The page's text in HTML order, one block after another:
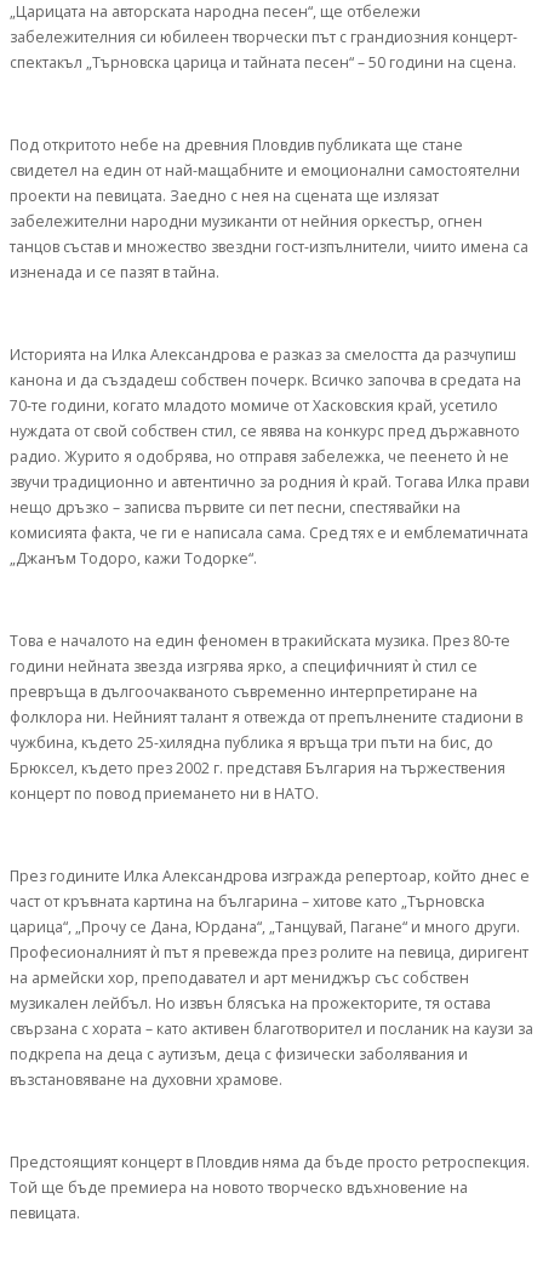
„Царицата на авторската народна песен“, ще отбележи
забележителния си юбилеен творчески път с грандиозния концерт-
спектакъл „Търновска царица и тайната песен“ – 50 години на сцена.
Под откритото небе на древния Пловдив публиката ще стане
свидетел на един от най-мащабните и емоционални самостоятелни
проекти на певицата. Заедно с нея на сцената ще излязат
забележителни народни музиканти от нейния оркестър, огнен
танцов състав и множество звездни гост-изпълнители, чиито имена са
изненада и се пазят в тайна.
Историята на Илка Александрова е разказ за смелостта да разчупиш
канона и да създадеш собствен почерк. Всичко започва в средата на
70-те години, когато младото момиче от Хасковския край, усетило
нуждата от свой собствен стил, се явява на конкурс пред държавното
радио. Журито я одобрява, но отправя забележка, че пеенето ѝ не
звучи традиционно и автентично за родния ѝ край. Тогава Илка прави
нещо дръзко – записва първите си пет песни, спестявайки на
комисията факта, че ги е написала сама. Сред тях е и емблематичната
„Джанъм Тодоро, кажи Тодорке“.
Това е началото на един феномен в тракийската музика. През 80-те
години нейната звезда изгрява ярко, а специфичният ѝ стил се
превръща в дългоочакваното съвременно интерпретиране на
фолклора ни. Нейният талант я отвежда от препълнените стадиони в
чужбина, където 25-хилядна публика я връща три пъти на бис, до
Брюксел, където през 2002 г. представя България на тържествения
концерт по повод приемането ни в НАТО.
През годините Илка Александрова изгражда репертоар, който днес е
част от кръвната картина на българина – хитове като „Търновска
царица“, „Прочу се Дана, Юрдана“, „Танцувай, Пагане“ и много други.
Професионалният ѝ път я превежда през ролите на певица, диригент
на армейски хор, преподавател и арт мениджър със собствен
музикален лейбъл. Но извън блясъка на прожекторите, тя остава
свързана с хората – като активен благотворител и посланик на каузи за
подкрепа на деца с аутизъм, деца с физически заболявания и
възстановяване на духовни храмове.
Предстоящият концерт в Пловдив няма да бъде просто ретроспекция.
Той ще бъде премиера на новото творческо вдъхновение на
певицата.